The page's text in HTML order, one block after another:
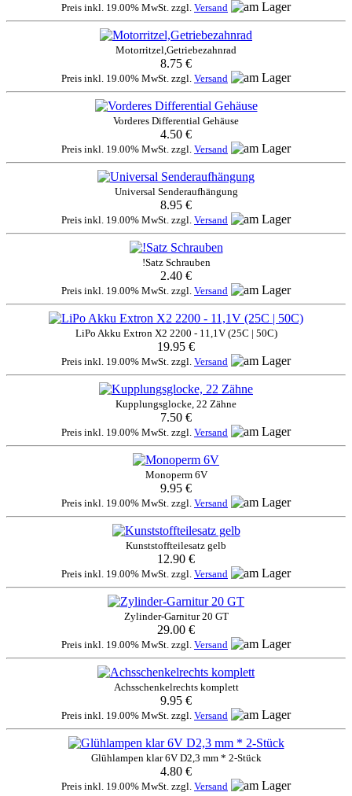
Preis inkl. 19.00% MwSt. zzgl. Versand
Motorritzel,Getriebezahnrad
8.75 €
Preis inkl. 19.00% MwSt. zzgl. Versand
Vorderes Differential Gehäuse
4.50 €
Preis inkl. 19.00% MwSt. zzgl. Versand
Universal Senderaufhängung
8.95 €
Preis inkl. 19.00% MwSt. zzgl. Versand
!Satz Schrauben
2.40 €
Preis inkl. 19.00% MwSt. zzgl. Versand
LiPo Akku Extron X2 2200 - 11,1V (25C | 50C)
19.95 €
Preis inkl. 19.00% MwSt. zzgl. Versand
Kupplungsglocke, 22 Zähne
7.50 €
Preis inkl. 19.00% MwSt. zzgl. Versand
Monoperm 6V
9.95 €
Preis inkl. 19.00% MwSt. zzgl. Versand
Kunststoffteilesatz gelb
12.90 €
Preis inkl. 19.00% MwSt. zzgl. Versand
Zylinder-Garnitur 20 GT
29.00 €
Preis inkl. 19.00% MwSt. zzgl. Versand
Achsschenkelrechts komplett
9.95 €
Preis inkl. 19.00% MwSt. zzgl. Versand
Glühlampen klar 6V D2,3 mm * 2-Stück
4.80 €
Preis inkl. 19.00% MwSt. zzgl. Versand